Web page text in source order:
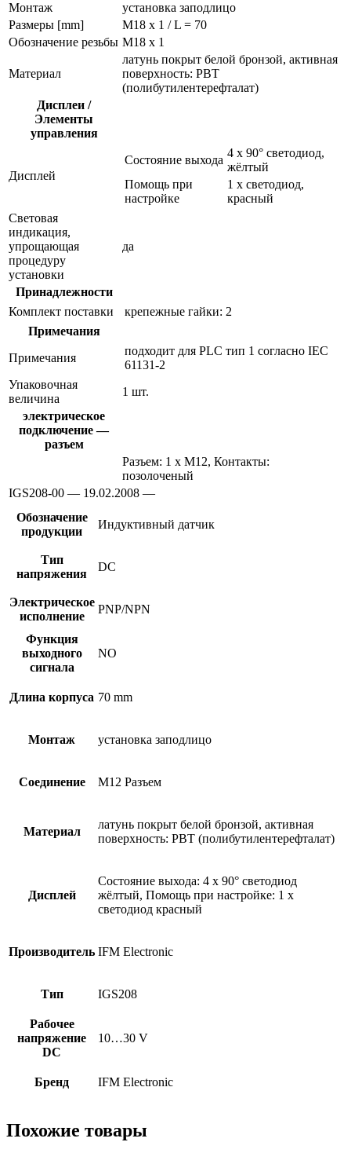
Монтаж
установка заподлицо
Размеры [mm]
M18 x 1 / L = 70
Обозначение резьбы M18 x 1
Материал
латунь покрыт белой бронзой, активная
поверхность: PBT
(полибутилентерефталат)
Дисплеи /
Элементы
управления
Дисплей
Состояние выхода
4 x 90° светодиод,
жёлтый
Помощь при
настройке
1 x светодиод,
красный
Световая
индикация,
упрощающая
процедуру
установки
да
Принадлежности
Комплект поставки
крепежные гайки: 2
Примечания
Примечания
подходит для PLC тип 1 согласно IEC
61131-2
Упаковочная
величина
1 шт.
электрическое
подключение —
разъем
Разъем: 1 x M12, Контакты:
позолоченый
IGS208-00 — 19.02.2008 —
Обозначение
продукции
Индуктивный датчик
Тип
напряжения
DC
Электрическое
исполнение
PNP/NPN
Функция
выходного
сигнала
NO
Длина корпуса 70 mm
Монтаж установка заподлицо
Соединение M12 Разъем
Материал
латунь покрыт белой бронзой, активная
поверхность: PBT (полибутилентерефталат)
Дисплей
Состояние выхода: 4 x 90° светодиод
жёлтый, Помощь при настройке: 1 x
светодиод красный
Производитель IFM Electronic
Тип IGS208
Рабочее
напряжение
DC
10…30 V
Бренд IFM Electronic
Похожие товары